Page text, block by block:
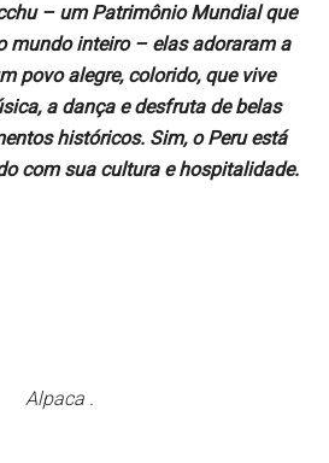
– um Patrimônio Mundial que
mundo inteiro – elas adoraram a
povo alegre, colorido, que vive
a dança e desfruta de belas
históricos. Sim, o Peru está
com sua cultura e hospitalidade.
Alpaca .